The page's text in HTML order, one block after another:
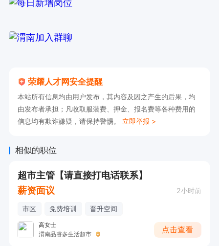
荣耀人才网安全提醒
本站所有信息均由用户发布，其内容及因之产生的后果，均
由发布者承担；凡收取服装费、押金、报名费等各种费用的
信息均有欺诈嫌疑，请保持警惕。 立即举报 >
相似的职位
超市主管【请直接打电话联系】
薪资面议
2小时前
市区 免费培训 晋升空间
高女士
渭南品睿多生活超市
点击查看